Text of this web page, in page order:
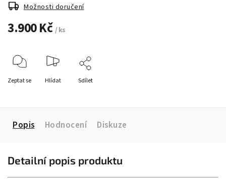
3.900 Kč / ks
Možnosti doručení
Zeptat se Hlídat Sdílet
Popis Hodnocení Diskuze
Detailní popis produktu